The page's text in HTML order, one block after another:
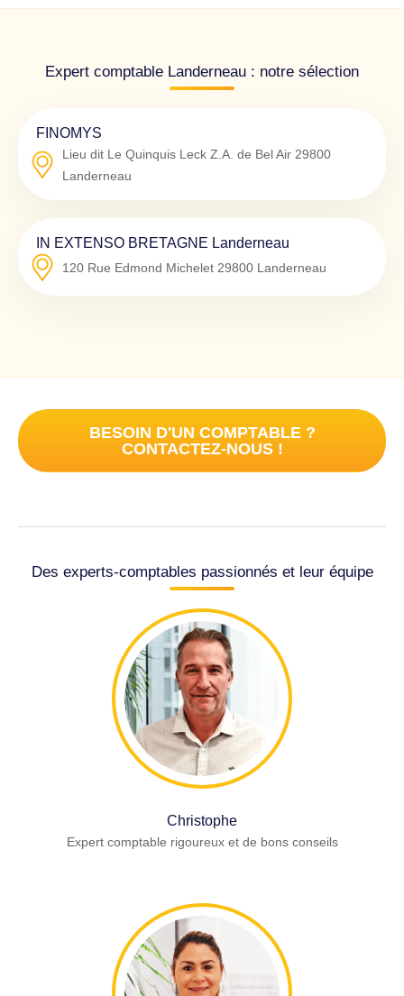
Expert comptable Landerneau : notre sélection
FINOMYS
Lieu dit Le Quinquis Leck Z.A. de Bel Air 29800
Landerneau
IN EXTENSO BRETAGNE Landerneau
120 Rue Edmond Michelet 29800 Landerneau
BESOIN D'UN COMPTABLE ?
CONTACTEZ-NOUS !
Des experts-comptables passionnés et leur équipe
Christophe
Expert comptable rigoureux et de bons conseils